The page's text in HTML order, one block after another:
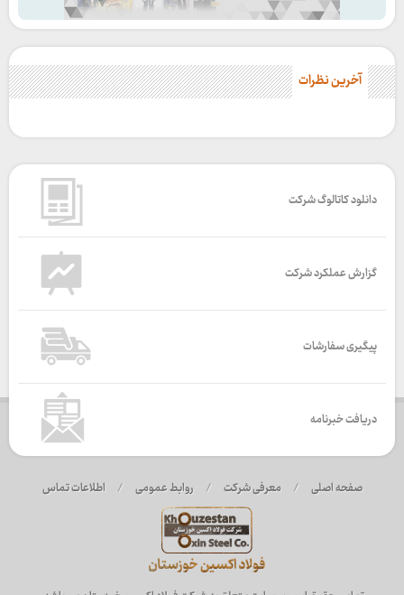
آخرین نظرات
دانلود کاتالوگ شرکت
گزارش عملکرد شرکت
پیگیری سفارشات
دریافت خبرنامه
صفحه اصلی / معرفی شرکت / روابط عمومی / اطلاعات تماس